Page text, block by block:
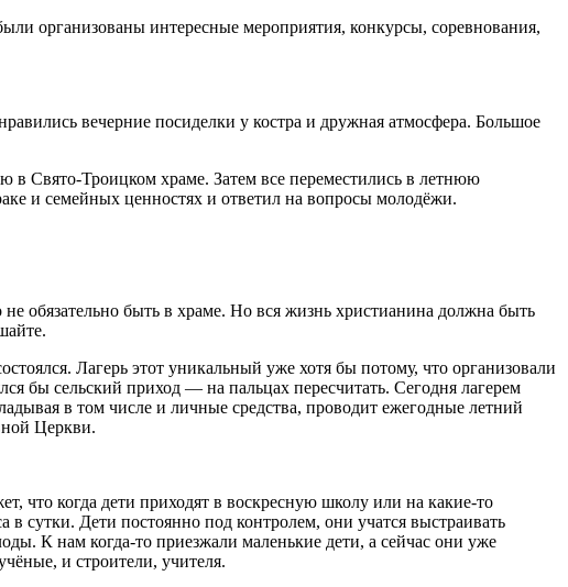
организованы интересные мероприятия, конкурсы, соревнования,
вечерние посиделки у костра и дружная атмосфера. Большое
Свято-Троицком храме. Затем все переместились в летнюю
и семейных ценностях и ответил на вопросы молодёжи.
обязательно быть в храме. Но вся жизнь христианина должна быть
Лагерь этот уникальный уже хотя бы потому, что организовали
бы сельский приход — на пальцах пересчитать. Сегодня лагерем
в том числе и личные средства, проводит ежегодные летний
Церкви.
что когда дети приходят в воскресную школу или на какие-то
в сутки. Дети постоянно под контролем, они учатся выстраивать
К нам когда-то приезжали маленькие дети, а сейчас они уже
и строители, учителя.